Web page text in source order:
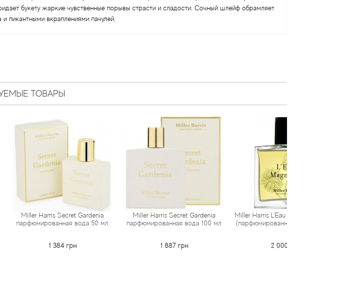
букету жаркие чувственные порывы страсти и сладости. Сочный шлейф обрамляет
пикантными вкраплениями пачулей.
ТОВАРЫ
Secret Gardenia
вода 50 мл
Miller Harris Secret Gardenia
парфюмированная вода 100 мл
Miller Harris L'Eau Magnetic тестер
(парфюмированная вода) 100 мл